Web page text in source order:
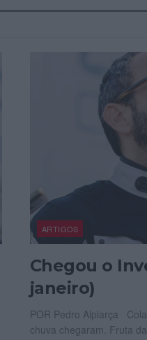
ARTIGOS
Chegou o
janeiro)
POR Pedro Alpiarça
chuva chegaram. Fruta